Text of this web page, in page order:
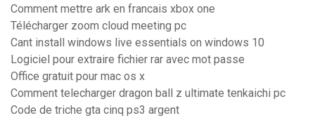
Comment mettre ark en francais xbox one
Télécharger zoom cloud meeting pc
Cant install windows live essentials on windows 10
Logiciel pour extraire fichier rar avec mot passe
Office gratuit pour mac os x
Comment telecharger dragon ball z ultimate tenkaichi pc
Code de triche gta cinq ps3 argent